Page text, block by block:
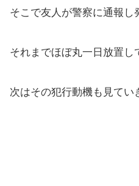
そこで友人が警察に通報し
それまでほぼ丸一日放置し
次はその犯行動機も見てい